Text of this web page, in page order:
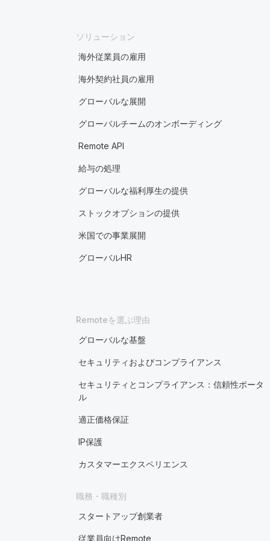
ソリューション
海外従業員の雇用
海外契約社員の雇用
グローバルな展開
グローバルチームのオンボーディング
Remote API
給与の処理
グローバルな福利厚生の提供
ストックオプションの提供
米国での事業展開
グローバルHR
Remoteを選ぶ理由
グローバルな基盤
セキュリティおよびコンプライアンス
セキュリティとコンプライアンス：信頼性ポータ
ル
適正価格保証
IP保護
カスタマーエクスペリエンス
職務・職種別
スタートアップ創業者
従業員向けRemote